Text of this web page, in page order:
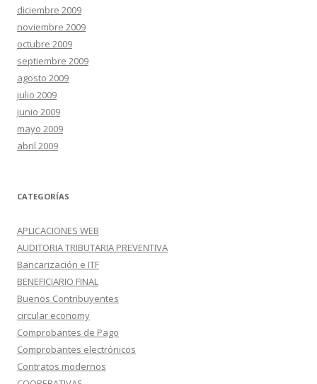
diciembre 2009
noviembre 2009
octubre 2009
septiembre 2009
agosto 2009
julio 2009
junio 2009
mayo 2009
abril 2009
CATEGORÍAS
APLICACIONES WEB
AUDITORIA TRIBUTARIA PREVENTIVA
Bancarización e ITF
BENEFICIARIO FINAL
Buenos Contribuyentes
circular economy
Comprobantes de Pago
Comprobantes electrónicos
Contratos modernos